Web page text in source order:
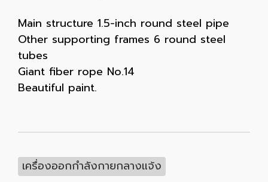
Main structure 1.5-inch round steel pipe
Other supporting frames 6 round steel
tubes
Giant fiber rope No.14
Beautiful paint.
เครื่องออกกำลังกายกลางแจ้ง